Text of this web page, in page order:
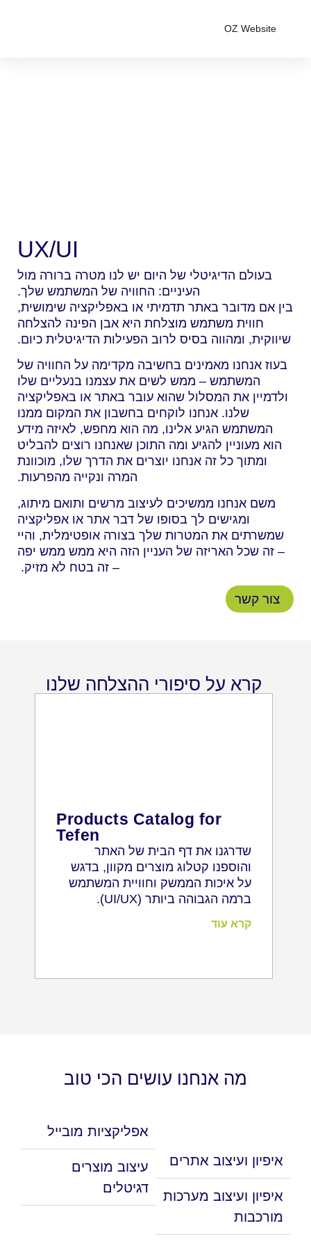
OZ Website
UX/UI
בעולם הדיגיטלי של היום יש לנו מטרה ברורה מול
העיניים: החוויה של המשתמש שלך.
בין אם מדובר באתר תדמיתי או באפליקציה שימושית,
חווית משתמש מוצלחת היא אבן הפינה להצלחה
שיווקית, ומהווה בסיס לרוב הפעילות הדיגיטלית כיום.
בעוז אנחנו מאמינים בחשיבה מקדימה על החוויה של
המשתמש – ממש לשים את עצמנו בנעליים שלו
ולדמיין את המסלול שהוא עובר באתר או באפליקציה
שלנו. אנחנו לוקחים בחשבון את המקום ממנו
המשתמש הגיע אלינו, מה הוא מחפש, לאיזה מידע
הוא מעוניין להגיע ומה התוכן שאנחנו רוצים להבליט
ומתוך כל זה אנחנו יוצרים את הדרך שלו, מוכוונת
המרה ונקייה מהפרעות.
משם אנחנו ממשיכים לעיצוב מרשים ותואם מיתוג,
ומגישים לך בסופו של דבר אתר או אפליקציה
שמשרתים את המטרות שלך בצורה אופטימלית, והיי
– זה שכל האריזה של העניין הזה היא ממש ממש יפה
– זה בטח לא מזיק.
צור קשר
קרא על סיפורי ההצלחה שלנו
קרא עוד
Products Catalog for
Tefen
שדרגנו את דף הבית של האתר
והוספנו קטלוג מוצרים מקוון, בדגש
על איכות הממשק וחוויית המשתמש
ברמה הגבוהה ביותר (UI/UX).
מה אנחנו עושים הכי טוב
איפיון ועיצוב אתרים
איפיון ועיצוב מערכות
מורכבות
אפליקציות מובייל
עיצוב מוצרים
דגיטלים